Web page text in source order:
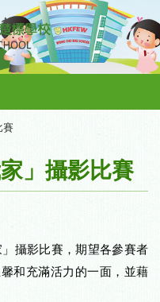
賽
家」攝影比賽
攝影比賽，期望各參賽者
和充滿活力的一面，並藉